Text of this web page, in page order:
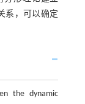
系，可以确定
the dynamic